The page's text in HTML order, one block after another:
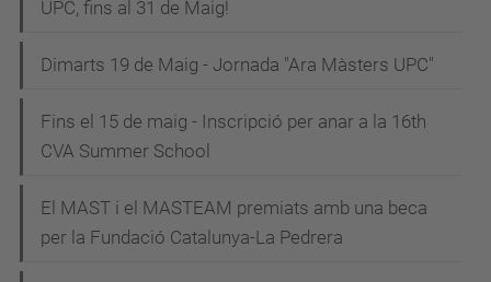
UPC, fins al 31 de Maig!
Dimarts 19 de Maig - Jornada "Ara Màsters UPC"
Fins el 15 de maig - Inscripció per anar a la 16th
CVA Summer School
El MAST i el MASTEAM premiats amb una beca
per la Fundació Catalunya-La Pedrera